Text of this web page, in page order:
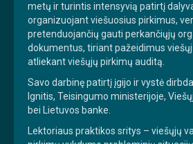
metų ir turintis intensyvią patirtį
organizuojant viešuosius pirkimus,
pretenduojančių gauti perkančiųjų
dokumentus, tiriant pažeidimus
atliekant viešųjų pirkimų auditą.
Savo darbinę patirtį įgijo ir vystė
Ignitis, Teisingumo ministerijoje,
bei Lietuvos banke.
Lektoriaus praktikos sritys – viešųjų